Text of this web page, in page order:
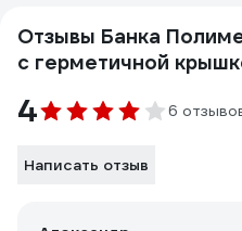
Отзывы Банка
с герметичной
4 6
Написать отзыв